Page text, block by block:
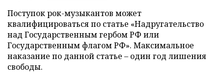
Поступок рок-музыкантов может
квалифицироваться по статье «Надругательство
над Государственным гербом РФ или
Государственным флагом РФ». Максимальное
наказание по данной статье – один год лишения
свободы.